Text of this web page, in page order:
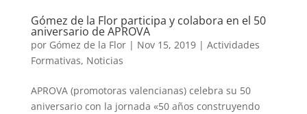
Gómez de la Flor participa y colabora en el 50
aniversario de APROVA
por Gómez de la Flor| Nov 15, 2019| Actividades
Formativas, Noticias
APROVA (promotoras valencianas) celebra su 50
aniversario con la jornada «50 años construyendo